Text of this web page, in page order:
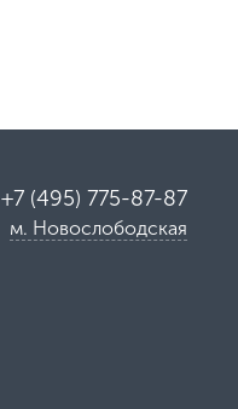
+7 (495) 775-87-87
м. Новослободская